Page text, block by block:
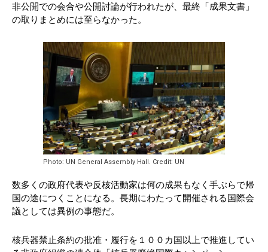
非公開での会合や公開討論が行われたが、最終「成果文書」
の取りまとめには至らなかった。
Photo: UN General Assembly Hall. Credit: UN
数多くの政府代表や反核活動家は何の成果もなく手ぶらで帰
国の途につくことになる。長期にわたって開催される国際会
議としては異例の事態だ。
核兵器禁止条約の批准・履行を１００カ国以上で推進してい